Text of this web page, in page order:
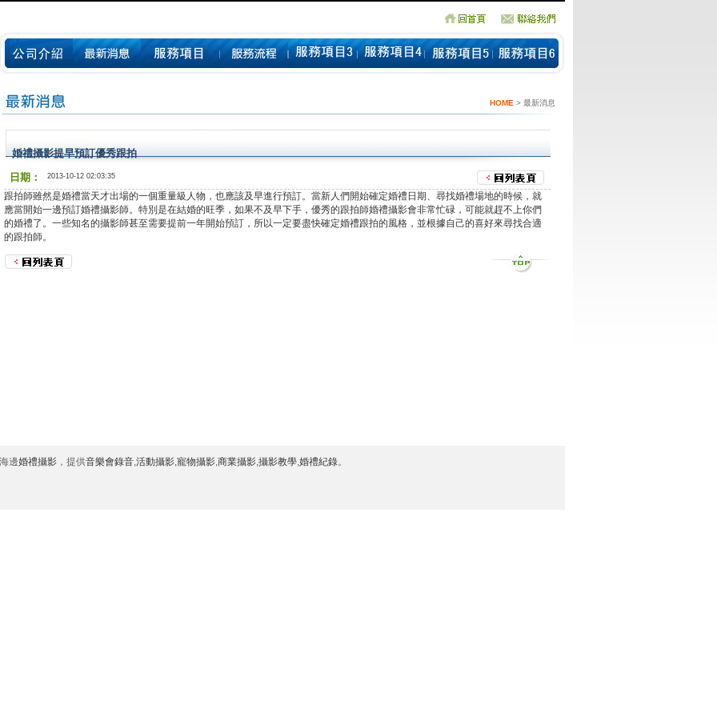
HOME > 最新消息
婚禮攝影提早預訂優秀跟拍
日期：
2013-10-12 02:03:35
跟拍師雖然是婚禮當天才出場的一個重量級人物，也應該及早進行預訂。當新人們開始確定婚禮日期、尋找婚禮場地的時候，就
應當開始一邊預訂婚禮攝影師。特別是在結婚的旺季，如果不及早下手，優秀的跟拍師婚禮攝影會非常忙碌，可能就趕不上你們
的婚禮了。一些知名的攝影師甚至需要提前一年開始預訂，所以一定要盡快確定婚禮跟拍的風格，並根據自己的喜好來尋找合適
的跟拍師。
邊婚禮攝影，提供音樂會錄音,活動攝影,寵物攝影,商業攝影,攝影教學,婚禮紀錄。